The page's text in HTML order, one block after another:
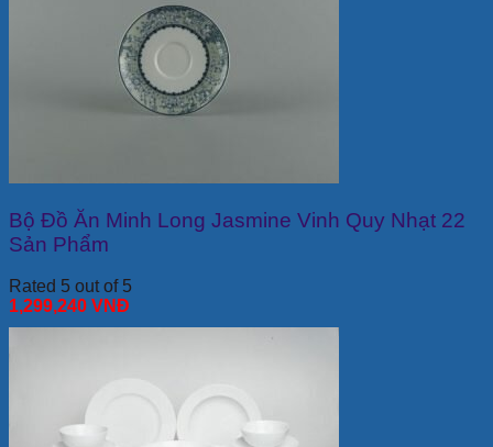
Bộ Đồ Ăn Minh Long Jasmine Vinh Quy Nhạt 22
Sản Phẩm
Rated 5 out of 5
1,299,240 VNĐ